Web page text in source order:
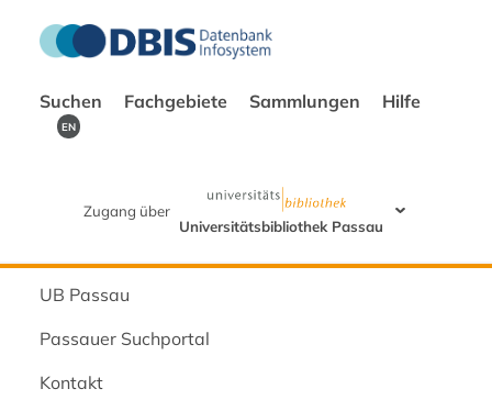
Suchen Fachgebiete Sammlungen Hilfe
EN
Zugang über
Universitätsbibliothek Passau
UB Passau
Passauer Suchportal
Kontakt